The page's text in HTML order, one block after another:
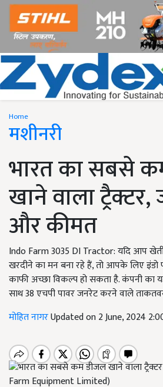
Home
मशीनरी
भारत का सबसे
खाने वाला
और कीमत
Indo Farm 3035 DI Tractor: यदि आप
खरदीने का मन बना रहे हैं, तो आपके लिए इंडो
काफी अच्छा विकल्प हो सकता है. कंपनी का
साथ 38 एचपी पावर जनरेट करने वाले
मोहित नागरUpdated on 2 June, 2024